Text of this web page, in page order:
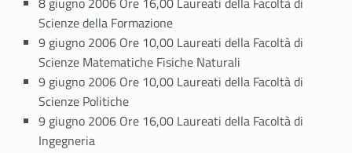
g
n
a
d
Scienze della Formazione
9 giugno 2006 Ore 10,00 Laureati della Facoltà di
Scienze Matematiche Fisiche Naturali
9 giugno 2006 Ore 10,00 Laureati della Facoltà di
Scienze Politiche
9 giugno 2006 Ore 16,00 Laureati della Facoltà di
Ingegneria